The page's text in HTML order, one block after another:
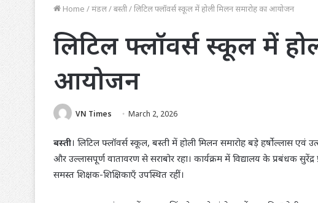
Home /मंडल/बस्ती/लिटिल फ्लॉवर्स स्कूल में होली मिलन समारोह का आयोजन
लिटिल फ्लॉवर्स स्कूल में
आयोजन
VN Times March 2, 2026
बस्ती। लिटिल फ्लॉवर्स स्कूल, बस्ती में होली मिलन समारोह बड़े हर्षोल्लास एवं
और उल्लासपूर्ण वातावरण से सराबोर रहा। कार्यक्रम में विद्यालय के प्रबंधक सुरेंद्र
समस्त शिक्षक-शिक्षिकाएँ उपस्थित रहीं।